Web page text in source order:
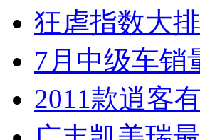
狂虐指数大
7月中级车销
2011款逍客